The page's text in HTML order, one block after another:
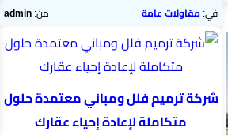
في:مقاولات عامة من:admin
شركة ترميم فلل ومباني معتمدة حلول
متكاملة لإعادة إحياء عقارك